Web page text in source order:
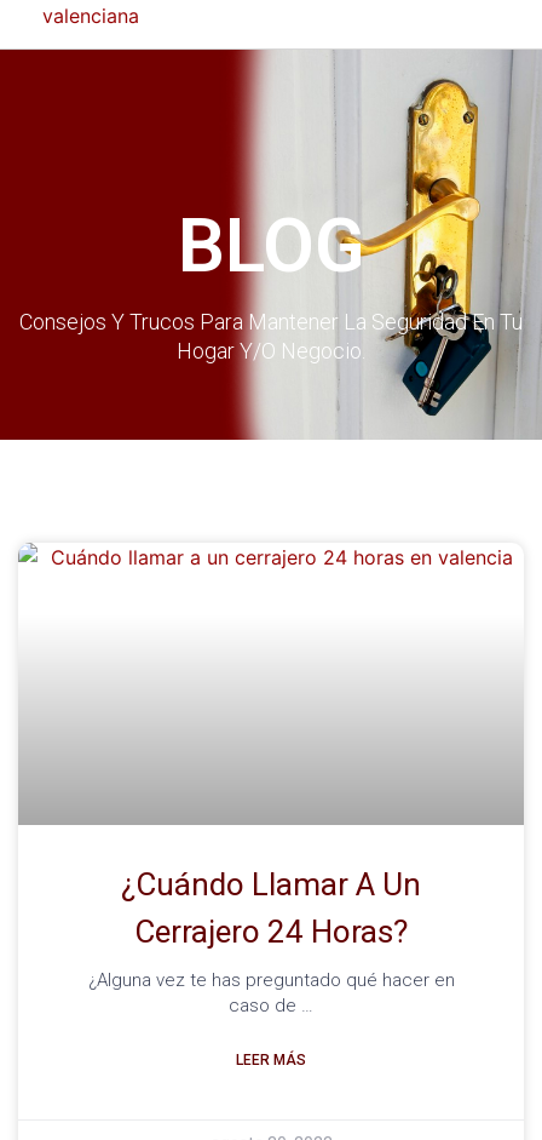
BLOG
Consejos Y Trucos Para Mantener La Seguridad En Tu
Hogar Y/o Negocio.
¿Cuándo Llamar A Un
Cerrajero 24 Horas?
¿Alguna vez te has preguntado qué hacer en
caso de …
LEER MÁS